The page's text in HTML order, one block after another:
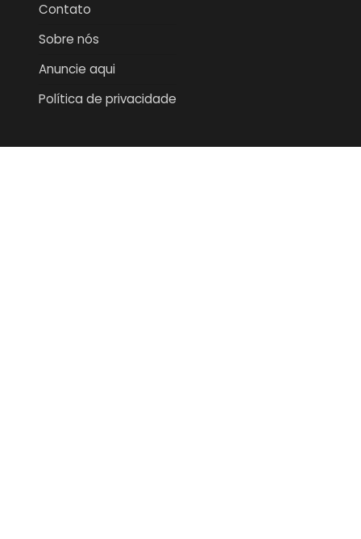
Contato
Sobre nós
Anuncie aqui
Política de privacidade